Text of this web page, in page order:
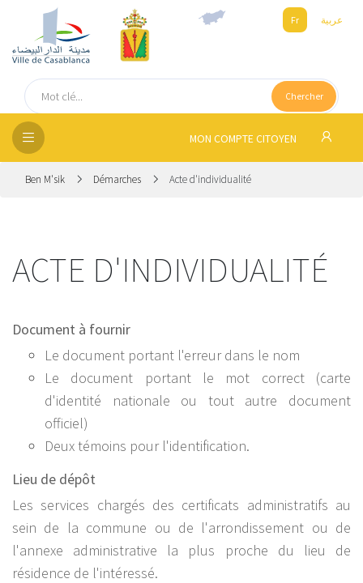
Fr عربية
Chercher
MON COMPTE CITOYEN
Ben M'sik Démarches Acte d'individualité
ACTE D'INDIVIDUALITÉ
Document à fournir
Le document portant l'erreur dans le nom
Le document portant le mot correct (carte
d'identité nationale ou tout autre document
officiel)
Deux témoins pour l'identification.
Lieu de dépôt
Les services chargés des certificats administratifs au
sein de la commune ou de l'arrondissement ou de
l'annexe administrative la plus proche du lieu de
résidence de l'intéressé.